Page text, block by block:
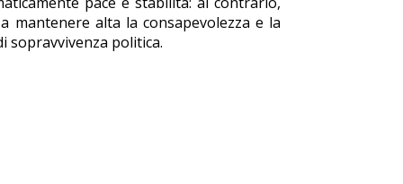
alta la consapevolezza e la
sopravvivenza politica.